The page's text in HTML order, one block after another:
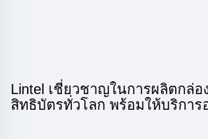
Lintel เชี่ยวชาญในการผลิตกล่
สิทธิบัตรทั่วโลก พร้อมให้บริกา